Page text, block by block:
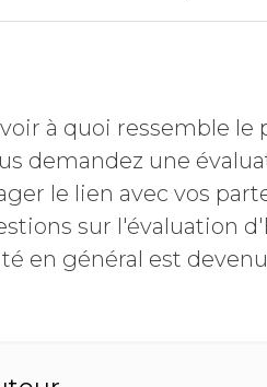
à quoi ressemble
demandez une
le lien avec vos
sur l'évaluation
en général est